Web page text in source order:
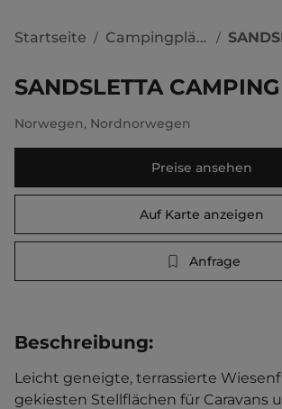
Startseite / Campingplätze /
SANDSLETTA CAMPING
Norwegen, Nordnorwegen
Preise ansehen
Auf Karte anzeigen
Anfrage
Beschreibung:
Leicht geneigte, terrassierte
gekiesten Stellflächen für Caravans